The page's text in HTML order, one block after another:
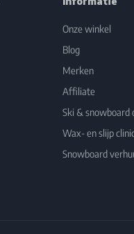
Onze winkel
Blog
Merken
Affiliate
Ski & snowboard
Wax- en slijp
Snowboard